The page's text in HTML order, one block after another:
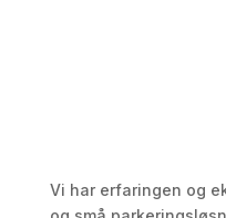
Vi har erfaringen og